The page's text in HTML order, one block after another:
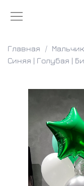
Главная
Синяя | Голубая |